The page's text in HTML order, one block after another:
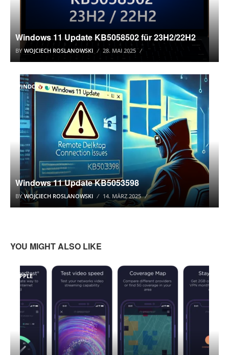
Windows 11 Update KB5058502 für 23H2/22H2
BY WOJCIECH ROSLANOWSKI 28. MAI 2025
WINDOWS 11
Windows 11 Update KB5053598
BYWOJCIECH ROSLANOWSKI 14. MÄRZ 2025
YOU MIGHT ALSO LIKE
APPLE